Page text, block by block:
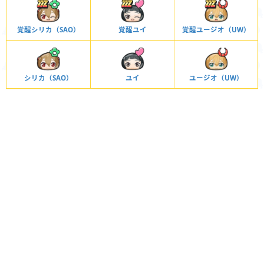
覚醒シリカ（SAO） 覚醒ユイ 覚醒ユージオ（UW）
シリカ（SAO） ユイ ユージオ（UW）